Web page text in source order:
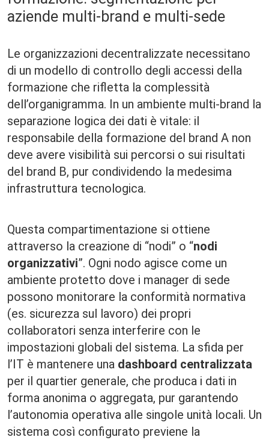
aziende multi-brand e multi-sede
Le organizzazioni decentralizzate necessitano
di un modello di controllo degli accessi della
formazione che rifletta la complessità
dell’organigramma. In un ambiente multi-brand la
separazione logica dei dati è vitale: il
responsabile della formazione del brand A non
deve avere visibilità sui percorsi o sui risultati
del brand B, pur condividendo la medesima
infrastruttura tecnologica.
Questa compartimentazione si ottiene
attraverso la creazione di “nodi” o “nodi
organizzativi”. Ogni nodo agisce come un
ambiente protetto dove i manager di sede
possono monitorare la conformità normativa
(es. sicurezza sul lavoro) dei propri
collaboratori senza interferire con le
impostazioni globali del sistema. La sfida per
l’IT è mantenere una dashboard centralizzata
per il quartier generale, che produca i dati in
forma anonima o aggregata, pur garantendo
l’autonomia operativa alle singole unità locali. Un
sistema così configurato previene la